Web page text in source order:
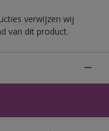
verwijzen wij
van dit product.